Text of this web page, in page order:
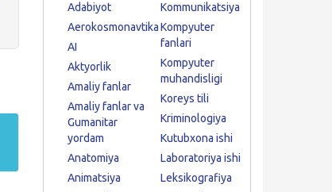
Adabiyot
Aerokosmonavtika
AI
Aktyorlik
Amaliy fanlar
Amaliy fanlar va
Gumanitar
yordam
Anatomiya
Animatsiya
Kommunikatsiya
Kompyuter
fanlari
Kompyuter
muhandisligi
Koreys tili
Kriminologiya
Kutubxona ishi
Laboratoriya ishi
Leksikografiya